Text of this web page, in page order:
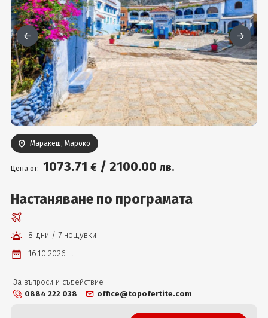
Празници
Турция
Гърция
Услуги
Вход
Маракеш, Мароко
Цена от: 1073.71 € / 2100.00 лв.
Настаняване по програмата
8 дни / 7 нощувки
16.10.2026 г.
За въпроси и съдействие
0884 222 038
office@topofertite.com